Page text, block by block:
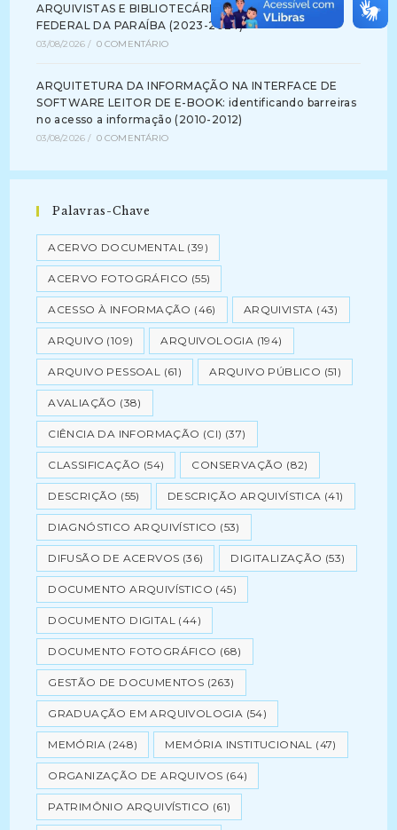
ARQUIVISTAS E BIBLIOTECÁRIOS NA UNIVERSIDADE
FEDERAL DA PARAÍBA (2023-2024)
03/08/2026 / 0 COMENTÁRIO
ARQUITETURA DA INFORMAÇÃO NA INTERFACE DE
SOFTWARE LEITOR DE E-BOOK: identificando barreiras
no acesso a informação (2010-2012)
03/08/2026 / 0 COMENTÁRIO
Palavras-Chave
ACERVO DOCUMENTAL (39)
ACERVO FOTOGRÁFICO (55)
ACESSO À INFORMAÇÃO (46) ARQUIVISTA (43)
ARQUIVO (109) ARQUIVOLOGIA (194)
ARQUIVO PESSOAL (61) ARQUIVO PÚBLICO (51)
AVALIAÇÃO (38)
CIÊNCIA DA INFORMAÇÃO (CI) (37)
CLASSIFICAÇÃO (54) CONSERVAÇÃO (82)
DESCRIÇÃO (55) DESCRIÇÃO ARQUIVÍSTICA (41)
DIAGNÓSTICO ARQUIVÍSTICO (53)
DIFUSÃO DE ACERVOS (36) DIGITALIZAÇÃO (53)
DOCUMENTO ARQUIVÍSTICO (45)
DOCUMENTO DIGITAL (44)
DOCUMENTO FOTOGRÁFICO (68)
GESTÃO DE DOCUMENTOS (263)
GRADUAÇÃO EM ARQUIVOLOGIA (54)
MEMÓRIA (248) MEMÓRIA INSTITUCIONAL (47)
ORGANIZAÇÃO DE ARQUIVOS (64)
PATRIMÔNIO ARQUIVÍSTICO (61)